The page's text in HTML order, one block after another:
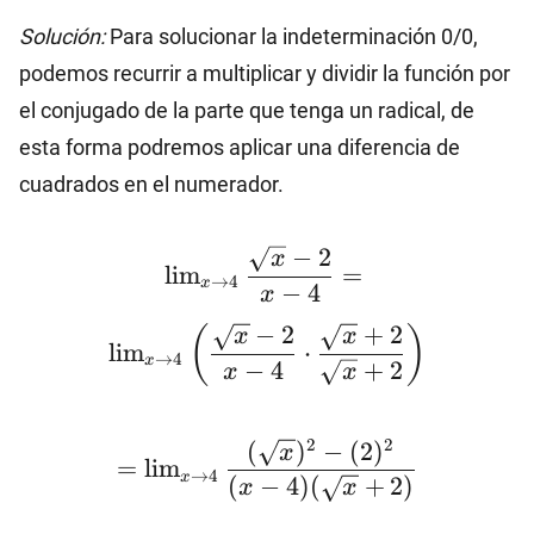
Solución:Para solucionar la indeterminación 0/0,
podemos recurrir a multiplicar y dividir la función por
el conjugado de la parte que tenga un radical, de
esta forma podremos aplicar una diferencia de
cuadrados en el numerador.
\lim_{x\to 4}
\dfrac{\sqrt{x}-2}{x-
4}=\lim_{x\to 4}
\left(\dfrac{\sqrt{x}-2}
{x-4}\cdot
{\sqrt{x}+2}\right)
limx→4
x − 4
x − 2
=
limx→4 ( x − 4
x − 2
⋅
x + 2
x + 2 )
=\lim_{x\to 4}
\dfrac{(\sqrt{x})^2-
(2)^2}{(x-4)
= limx→4 (x − 4)( x + 2)
( x)2 − (2)2